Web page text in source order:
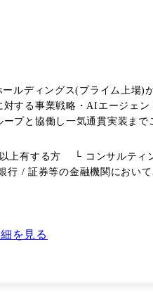
ルディングス(プライム上場)
対する事業戦略・AIエージェ
ープと協働し一気通貫実装ま
・審査・店頭事務～センター
ンス枠組みの構築(AI活用ル
以上有する方 └ コンサルティ
/ 証券等の金融機関において
を見る